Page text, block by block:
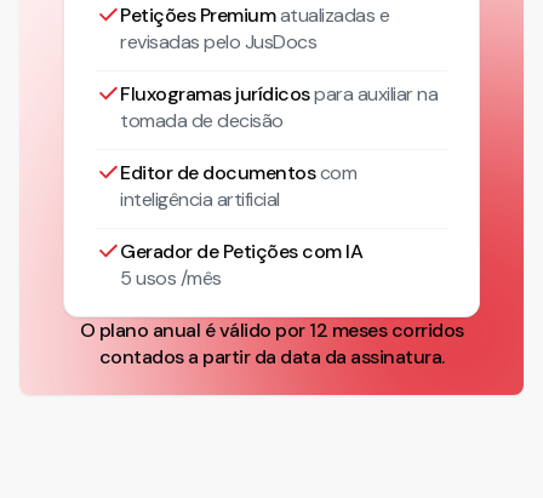
Petições Premiumatualizadase
revisadas pelo JusDocs
Fluxogramas jurídicospara auxiliar na
tomada de decisão
Editor de documentoscom
inteligência artificial
Gerador de Petições com IA
5 usos /mês
O plano anual é válido por 12 meses corridos
contados a partir da data da assinatura.